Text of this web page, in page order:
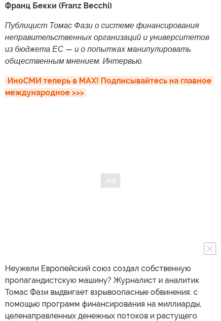
Франц Бекки (Franz Becchi)
Публицист Томас Фази о системе финансирования
неправительственных организаций и университетов
из бюджета ЕС — и о попытках манипулировать
общественным мнением. Интервью.
ИноСМИ теперь в MAX! Подписывайтесь на главное
международное >>>
Неужели Европейский союз создал собственную
пропагандистскую машину? Журналист и аналитик
Томас Фази выдвигает взрывоопасные обвинения: с
помощью программ финансирования на миллиарды,
целенаправленных денежных потоков и растущего